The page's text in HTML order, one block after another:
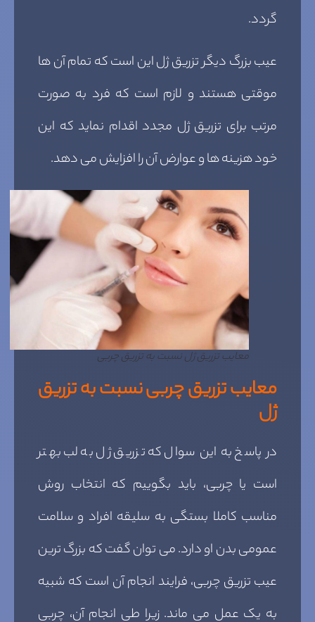
گردد.
عیب بزرگ دیگر تزریق ژل این است که تمام آن ها
موقتی هستند و لازم است که فرد به صورت
مرتب برای تزریق ژل مجدد اقدام نماید که این
خود هزینه ها و عوارض آن را افزایش می دهد.
معایب تزریق ژل نسبت به تزریق چربی
معایب تزریق چربی نسبت به تزریق
ژل
در پاسخ به این سوال که تزریق ژل به لب بهتر
است یا چربی، باید بگوییم که انتخاب روش
مناسب کاملا بستگی به سلیقه افراد و سلامت
عمومی بدن او دارد. می توان گفت که بزرگ ترین
عیب تزریق چربی، فرایند انجام آن است که شبیه
به یک عمل می ماند. زیرا طی انجام آن، چربی